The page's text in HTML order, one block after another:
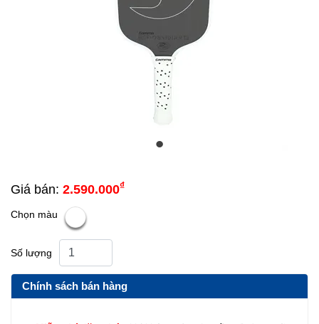
Giá bán: 2.590.000₫
Chọn màu
Số lượng
Chính sách bán hàng